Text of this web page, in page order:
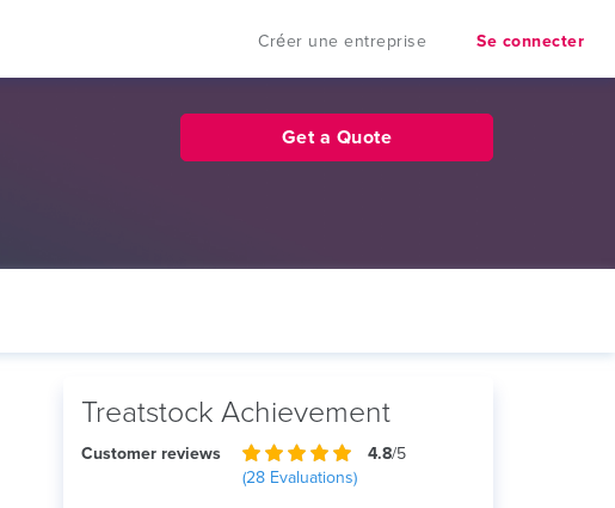
Créer une entreprise Se connecter
Get a Quote
Treatstock Achievement
Customer reviews 4.8/5
(28 Evaluations)